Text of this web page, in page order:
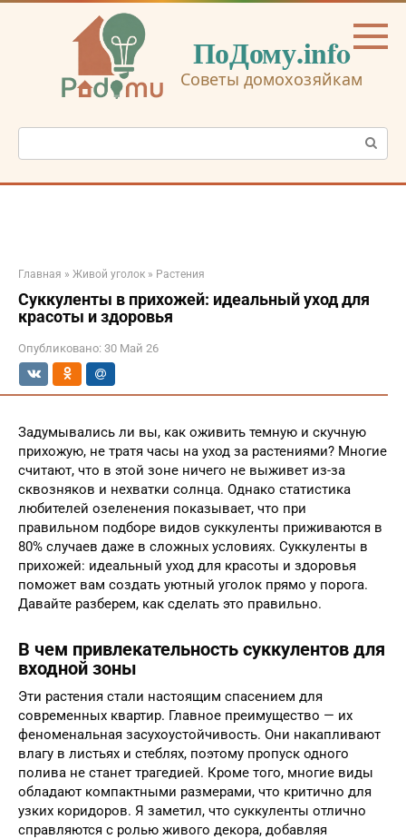
Перейти
ПоДому.info
Советы домохозяйкам
Поиск:
Главная » Живой уголок » Растения
Суккуленты в прихожей: идеальный уход для
красоты и здоровья
Опубликовано: 30 Май 26
Задумывались ли вы, как оживить темную и скучную
прихожую, не тратя часы на уход за растениями? Многие
считают, что в этой зоне ничего не выживет из-за
сквозняков и нехватки солнца. Однако статистика
любителей озеленения показывает, что при
правильном подборе видов суккуленты приживаются в
80% случаев даже в сложных условиях. Суккуленты в
прихожей: идеальный уход для красоты и здоровья
поможет вам создать уютный уголок прямо у порога.
Давайте разберем, как сделать это правильно.
В чем привлекательность суккулентов для
входной зоны
Эти растения стали настоящим спасением для
современных квартир. Главное преимущество — их
феноменальная засухоустойчивость. Они накапливают
влагу в листьях и стеблях, поэтому пропуск одного
полива не станет трагедией. Кроме того, многие виды
обладают компактными размерами, что критично для
узких коридоров. Я заметил, что суккуленты отлично
справляются с ролью живого декора, добавляя